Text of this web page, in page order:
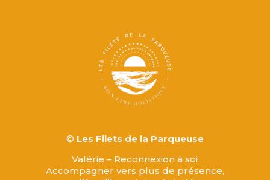
© Les Filets de la Parqueuse
Valérie – Reconnexion à soi
Accompagner vers plus de présence,